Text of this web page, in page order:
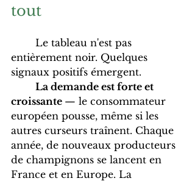
tout
entièrement noir. Quelques
signaux positifs émergent.
La demande est forte et
croissante — le consommateur
européen pousse, même si les
autres curseurs traînent. Chaque
année, de nouveaux producteurs
de champignons se lancent en
France et en Europe. La